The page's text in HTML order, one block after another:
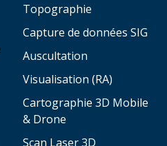
Topographie
Capture de données SIG
Auscultation
Visualisation (RA)
Cartographie 3D Mobile
& Drone
Scan Laser 3D